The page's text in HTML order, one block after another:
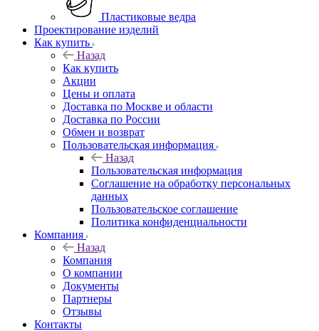
Пластиковые ведра
Проектирование изделий
Как купить
Назад
Как купить
Акции
Цены и оплата
Доставка по Москве и области
Доставка по России
Обмен и возврат
Пользовательская информация
Назад
Пользовательская информация
Соглашение на обработку персональных
данных
Пользовательское соглашение
Политика конфиденциальности
Компания
Назад
Компания
О компании
Документы
Партнеры
Отзывы
Контакты